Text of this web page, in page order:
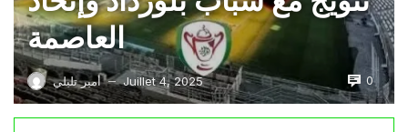
العاصمة
أمير تليلي — Juillet 4, 2025 0